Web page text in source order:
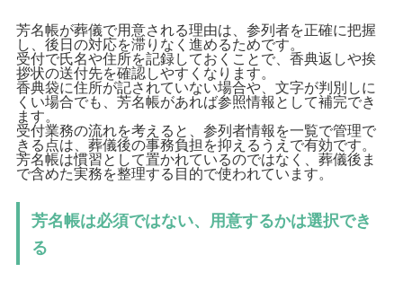
芳名帳が葬儀で用意される理由は、参列者を正確に把握
し、後日の対応を滞りなく進めるためです。
受付で氏名や住所を記録しておくことで、香典返しや挨
拶状の送付先を確認しやすくなります。
香典袋に住所が記されていない場合や、文字が判別しに
くい場合でも、芳名帳があれば参照情報として補完でき
ます。
受付業務の流れを考えると、参列者情報を一覧で管理で
きる点は、葬儀後の事務負担を抑えるうえで有効です。
芳名帳は慣習として置かれているのではなく、葬儀後ま
で含めた実務を整理する目的で使われています。
芳名帳は必須ではない、用意するかは選択でき
る